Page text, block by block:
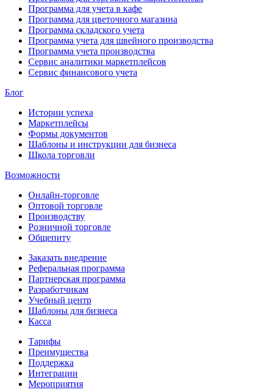
Программа для учета в кафе
Программа для цветочного магазина
Программа складского учета
Программа учета для швейного производства
Программа учета производства
Сервис аналитики маркетплейсов
Сервис финансового учета
Блог
Истории успеха
Маркетплейсы
Формы документов
Шаблоны и инструкции для бизнеса
Школа торговли
Возможности
Онлайн-торговле
Оптовой торговле
Производству
Розничной торговле
Общепиту
Заказать внедрение
Реферальная программа
Партнерская программа
Разработчикам
Учебный центр
Шаблоны для бизнеса
Касса
Тарифы
Преимущества
Поддержка
Интеграции
Мероприятия